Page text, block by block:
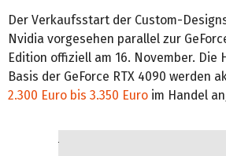
Der Verkaufsstart der Custom-
Nvidia vorgesehen parallel zur
Edition offiziell am 16. November.
Basis der GeForce RTX 4090 werden
2.300 Euro bis 3.350 Euro im Handel